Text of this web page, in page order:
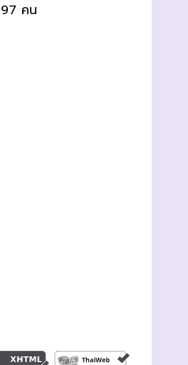
คน